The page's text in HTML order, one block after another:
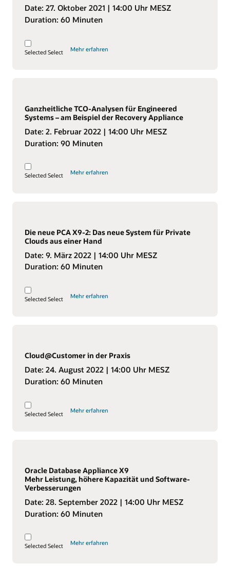
Date: 27. Oktober 2021 | 14:00 Uhr MESZ
Duration: 60 Minuten
Selected Select Mehr erfahren
Ganzheitliche TCO-Analysen für Engineered
Systems – am Beispiel der Recovery Appliance
Date: 2. Februar 2022 | 14:00 Uhr MESZ
Duration: 90 Minuten
Selected Select Mehr erfahren
Die neue PCA X9-2: Das neue System für Private
Clouds aus einer Hand
Date: 9. März 2022 | 14:00 Uhr MESZ
Duration: 60 Minuten
Selected Select Mehr erfahren
Cloud@Customer in der Praxis
Date: 24. August 2022 | 14:00 Uhr MESZ
Duration: 60 Minuten
Selected Select Mehr erfahren
Oracle Database Appliance X9
Mehr Leistung, höhere Kapazität und Software-
Verbesserungen
Date: 28. September 2022 | 14:00 Uhr MESZ
Duration: 60 Minuten
Selected Select Mehr erfahren